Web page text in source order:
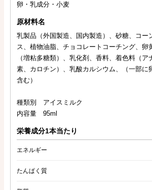
卵・乳成分・小麦
原材料名
乳製品（外国製造、国内製造）、砂糖、コー
ス、植物油脂、チョコレートコーチング、卵
（増粘多糖類）、乳化剤、香料、着色料（
素、カロチン）、乳酸カルシウム、（一部に
含む）
種類別 アイスミルク
内容量 95ml
栄養成分1本当たり
エネルギー
たんぱく質